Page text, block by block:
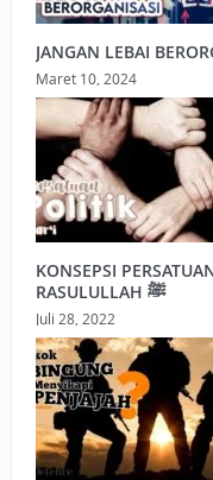
JANGAN LEBAI
Maret 10, 2024
KONSEPSI
RASULULLAH ﷺ
Juli 28, 2022